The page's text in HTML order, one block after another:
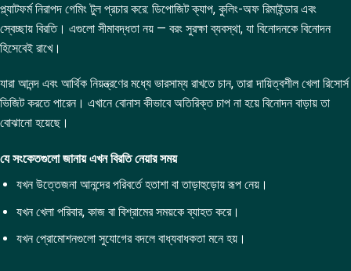
প্ল্যাটফর্ম নিরাপদ গেমিং টুল প্রচার করে: ডিপোজিট ক্যাপ, কুলিং-অফ রিমাইন্ডার এবং
স্বেচ্ছায় বিরতি। এগুলো সীমাবদ্ধতা নয় — বরং সুরক্ষা ব্যবস্থা, যা বিনোদনকে বিনোদন
হিসেবেই রাখে।
যারা আনন্দ এবং আর্থিক নিয়ন্ত্রণের মধ্যে ভারসাম্য রাখতে চান, তারা দায়িত্বশীল খেলা রিসোর্স
ভিজিট করতে পারেন। এখানে বোনাস কীভাবে অতিরিক্ত চাপ না হয়ে বিনোদন বাড়ায় তা
বোঝানো হয়েছে।
যে সংকেতগুলো জানায় এখন বিরতি নেয়ার সময়
যখন উত্তেজনা আনন্দের পরিবর্তে হতাশা বা তাড়াহুড়োয় রূপ নেয়।
যখন খেলা পরিবার, কাজ বা বিশ্রামের সময়কে ব্যাহত করে।
যখন প্রোমোশনগুলো সুযোগের বদলে বাধ্যবাধকতা মনে হয়।